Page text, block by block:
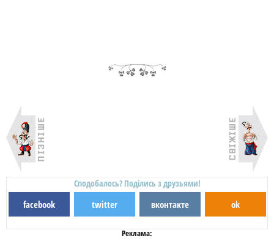
Сподобалось? Поділись з друзьями!
facebook twitter вконтакте ok
Реклама: